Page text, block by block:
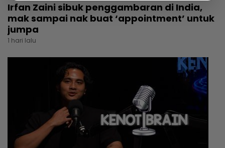
Irfan Zaini sibuk penggambaran di India,
mak sampai nak buat ‘appointment’ untuk
jumpa
1 hari lalu